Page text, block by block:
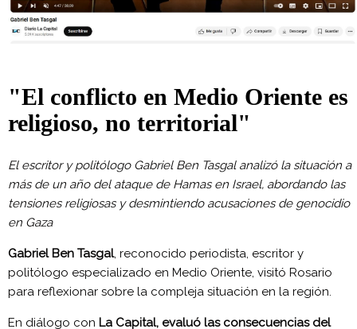
"El conflicto en Medio Oriente es
religioso, no territorial"
El escritor y politólogo Gabriel Ben Tasgal analizó la situación a
más de un año del ataque de Hamas en Israel, abordando las
tensiones religiosas y desmintiendo acusaciones de genocidio
en Gaza
Gabriel Ben Tasgal, reconocido periodista, escritor y
politólogo especializado en Medio Oriente, visitó Rosario
para reflexionar sobre la compleja situación en la región.
En diálogo con La Capital, evaluó las consecuencias del